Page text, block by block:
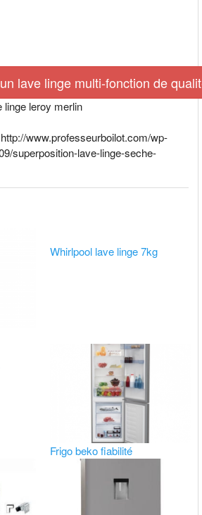
lave linge multi-fonction de
linge leroy merlin
www.professeurboilot.com/wp-
superposition-lave-linge-seche-
Whirlpool lave linge 7kg
Frigo beko fiabilité